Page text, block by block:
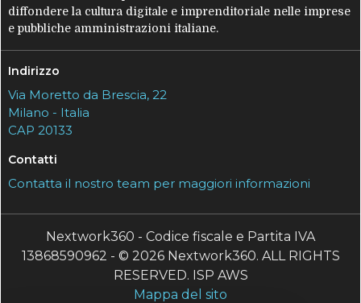
diffondere la cultura digitale e imprenditoriale nelle imprese
e pubbliche amministrazioni italiane.
Indirizzo
Via Moretto da Brescia, 22
Milano - Italia
CAP 20133
Contatti
Contatta il nostro team per maggiori informazioni
Nextwork360 - Codice fiscale e Partita IVA
13868590962 - © 2026 Nextwork360. ALL RIGHTS
RESERVED. ISP AWS
Mappa del sito